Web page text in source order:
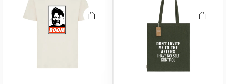
izabrane
na stranici
proizvoda.
izabrane
na stranici